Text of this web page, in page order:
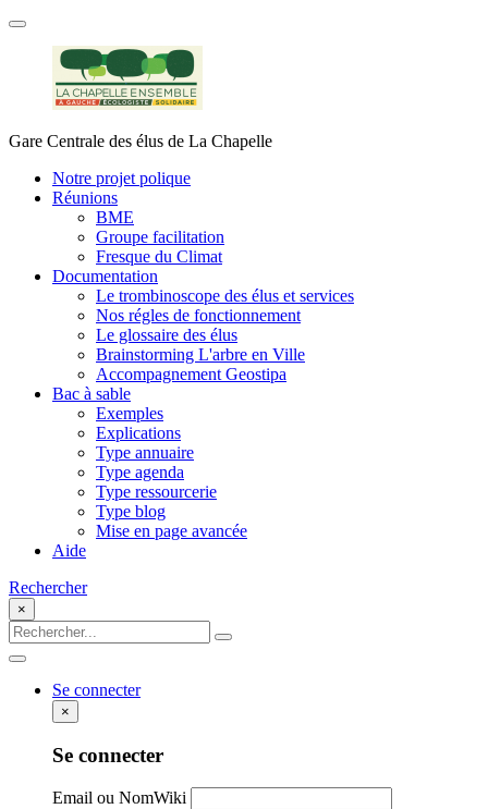
Gare Centrale des élus de La Chapelle
Notre projet polique
Réunions
BME
Groupe facilitation
Fresque du Climat
Documentation
Le trombinoscope des élus et services
Nos régles de fonctionnement
Le glossaire des élus
Brainstorming L'arbre en Ville
Accompagnement Geostipa
Bac à sable
Exemples
Explications
Type annuaire
Type agenda
Type ressourcerie
Type blog
Mise en page avancée
Aide
Rechercher
×
Se connecter
×
Se connecter
Email ou NomWiki